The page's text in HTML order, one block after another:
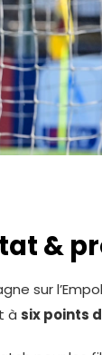
&
sur
à six points